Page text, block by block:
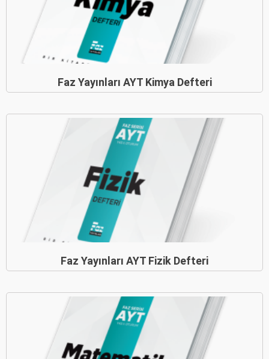
Faz Yayınları AYT Kimya Defteri
Faz Yayınları AYT Fizik Defteri